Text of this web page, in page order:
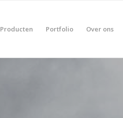
Producten Portfolio Over ons